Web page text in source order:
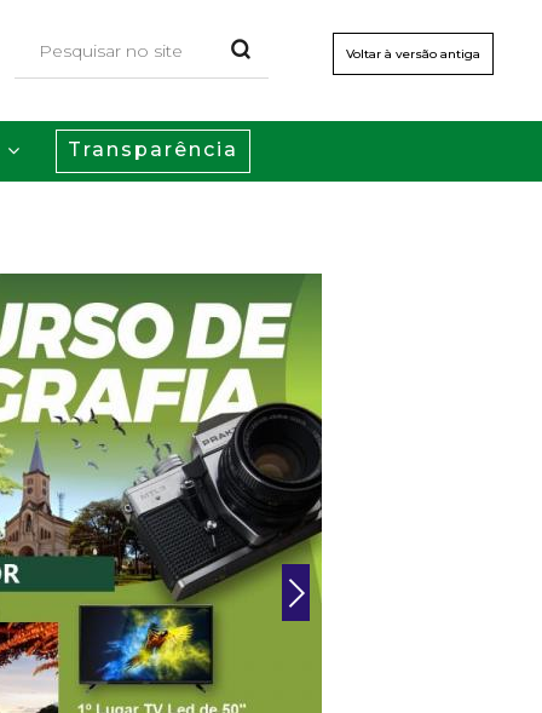
Voltar à versão antiga
Transparência